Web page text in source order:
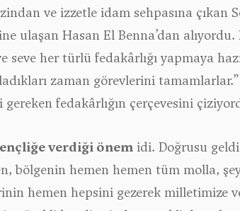
ve izzetle idam sehpasına çıkan
ulaşan Hasan El Benna’dan
seve her türlü fedakârlığı yapmaya
zaman görevlerini
fedakârlığın çerçevesini
verdiği önem idi. Doğrusu
bölgenin hemen hemen tüm molla,
hemen hepsini gezerek milletimize